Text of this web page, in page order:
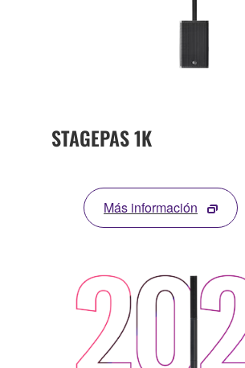
STAGEPAS 1K
Más información